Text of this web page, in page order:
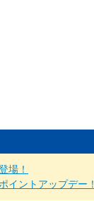
場！
イントアップデー！